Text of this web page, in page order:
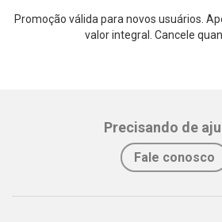
Promoção válida para novos usuários.
valor integral. Cancele
Precisando de
Fale conosco